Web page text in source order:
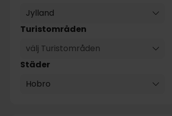
Jylland
Turistområden
välj Turistområden
Städer
Hobro